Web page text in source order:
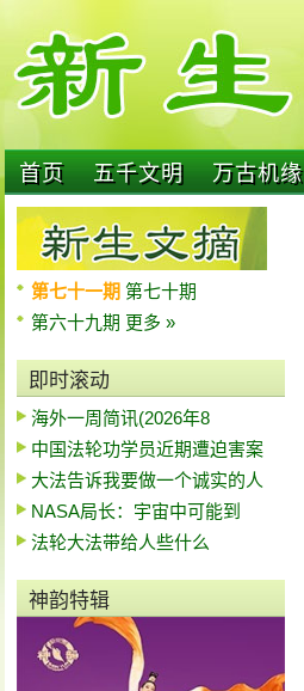
首页 五千文明 万古机缘
第七十一期 第七十期
第六十九期 更多 »
即时滚动
海外一周简讯(2026年8
中国法轮功学员近期遭迫害案
大法告诉我要做一个诚实的人
NASA局长：宇宙中可能到
法轮大法带给人些什么
神韵特辑